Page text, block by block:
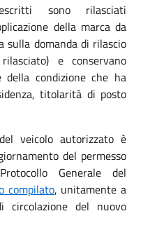
sono rilasciati
della marca da
sulla domanda di rilascio
e conservano
condizione che ha
titolarità di posto
veicolo autorizzato è
del permesso
Generale del
compilato, unitamente a
del nuovo